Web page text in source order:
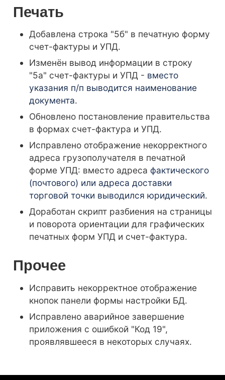
Печать
Добавлена строка "5б" в печатную форму
счет-фактуры и УПД.
Изменён вывод информации в строку
"5а" счет-фактуры и УПД - вместо
указания п/п выводится наименование
документа.
Обновлено постановление правительства
в формах счет-фактура и УПД.
Исправлено отображение некорректного
адреса грузополучателя в печатной
форме УПД: вместо адреса фактического
(почтового) или адреса доставки
торговой точки выводился юридический.
Доработан скрипт разбиения на страницы
и поворота ориентации для графических
печатных форм УПД и счет-фактура.
Прочее
Исправить некорректное отображение
кнопок панели формы настройки БД.
Исправлено аварийное завершение
приложения с ошибкой "Код 19",
проявлявшееся в некоторых случаях.